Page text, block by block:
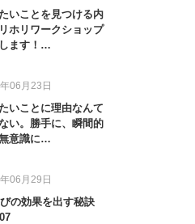
いことを見つける内
ホリワークショップ
ます！…
06月23日
いことに理由なんて
い。勝手に、瞬間的
意識に…
06月29日
の効果を出す秘訣